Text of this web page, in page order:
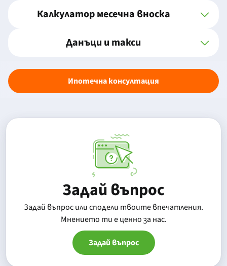
Калкулатор месечна вноска
Данъци и такси
Ипотечна консултация
Задай въпрос
Задай въпрос или сподели твоите впечатления.
Mнението ти е ценно за нас.
Задай въпрос